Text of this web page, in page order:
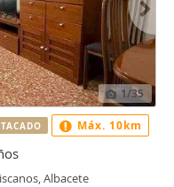
1/35
Albacete
Máx. 10km